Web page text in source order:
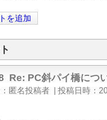
を追加
Re: PC斜パイ橋につ
匿名投稿者 投稿日時